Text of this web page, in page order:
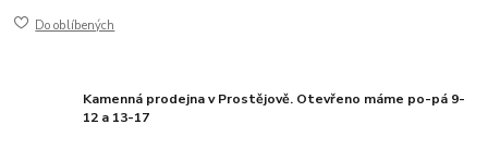
Do oblíbených
Kamenná prodejna v Prostějově. Otevřeno máme po-pá 9-
12 a 13-17